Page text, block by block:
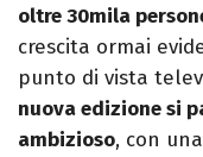
oltre 30mila
crescita ormai
punto di vista
nuova edizione si
ambizioso, con